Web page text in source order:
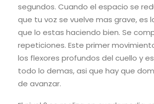
segundos. Cuando el espacio se
que tu voz se vuelve mas grave, es
que lo estas haciendo bien. Se
repeticiones. Este primer
los flexores profundos del cuello y
todo lo demas, asi que hay que
de avanzar.